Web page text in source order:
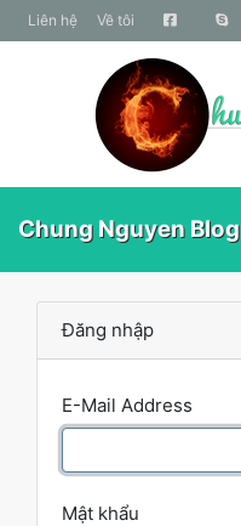
liên hệ Về tôi
Chung Nguyen Blog
Đăng nhập
E-Mail Address
Mật khẩu